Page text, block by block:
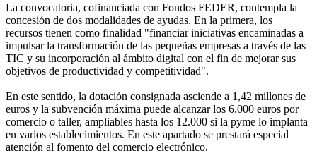
La convocatoria, cofinanciada con Fondos FEDER, contempla la
concesión de dos modalidades de ayudas. En la primera, los
recursos tienen como finalidad "financiar iniciativas encaminadas a
impulsar la transformación de las pequeñas empresas a través de las
TIC y su incorporación al ámbito digital con el fin de mejorar sus
objetivos de productividad y competitividad".
En este sentido, la dotación consignada asciende a 1,42 millones de
euros y la subvención máxima puede alcanzar los 6.000 euros por
comercio o taller, ampliables hasta los 12.000 si la pyme lo implanta
en varios establecimientos. En este apartado se prestará especial
atención al fomento del comercio electrónico.